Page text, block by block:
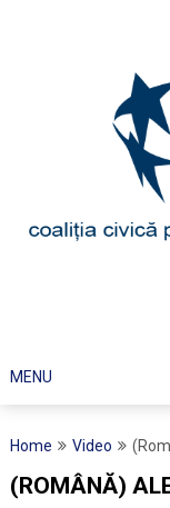
MENU
Home Video
(ROMÂNĂ)